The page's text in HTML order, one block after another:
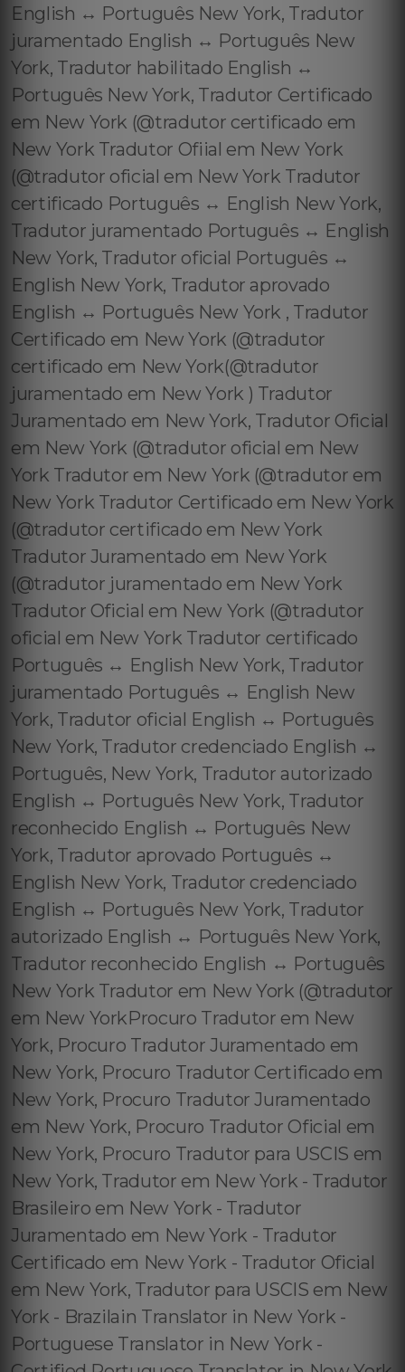
English ↔️ Português New York, Tradutor
juramentado English ↔️ Português New
York, Tradutor habilitado English ↔️
Português New York, Tradutor Certificado
em New York (@tradutor certificado em
New York Tradutor Ofiial em New York
(@tradutor oficial em New York Tradutor
certificado Português ↔️ English New York,
Tradutor juramentado Português ↔️ English
New York, Tradutor oficial Português ↔️
English New York, Tradutor aprovado
English ↔️ Português New York , Tradutor
Certificado em New York (@tradutor
certificado em New York(@tradutor
juramentado em New York ) Tradutor
Juramentado em New York, Tradutor Oficial
em New York (@tradutor oficial em New
York Tradutor em New York (@tradutor em
New York Tradutor Certificado em New York
(@tradutor certificado em New York
Tradutor Juramentado em New York
(@tradutor juramentado em New York
Tradutor Oficial em New York (@tradutor
oficial em New York Tradutor certificado
Português ↔️ English New York, Tradutor
juramentado Português ↔️ English New
York, Tradutor oficial English ↔️ Português
New York, Tradutor credenciado English ↔️
Português, New York, Tradutor autorizado
English ↔️ Português New York, Tradutor
reconhecido English ↔️ Português New
York, Tradutor aprovado Português ↔️
English New York, Tradutor credenciado
English ↔️ Português New York, Tradutor
autorizado English ↔️ Português New York,
Tradutor reconhecido English ↔️ Português
New York Tradutor em New York (@tradutor
em New YorkProcuro Tradutor em New
York, Procuro Tradutor Juramentado em
New York, Procuro Tradutor Certificado em
New York, Procuro Tradutor Juramentado
em New York, Procuro Tradutor Oficial em
New York, Procuro Tradutor para USCIS em
New York, Tradutor em New York - Tradutor
Brasileiro em New York - Tradutor
Juramentado em New York - Tradutor
Certificado em New York - Tradutor Oficial
em New York, Tradutor para USCIS em New
York - Brazilain Translator in New York -
Portuguese Translator in New York -